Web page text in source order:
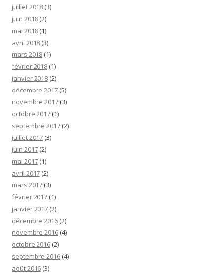
juillet 2018 (3)
juin 2018 (2)
mai 2018 (1)
avril 2018 (3)
mars 2018 (1)
février 2018 (1)
janvier 2018 (2)
décembre 2017 (5)
novembre 2017 (3)
octobre 2017 (1)
septembre 2017 (2)
juillet 2017 (3)
juin 2017 (2)
mai 2017 (1)
avril 2017 (2)
mars 2017 (3)
février 2017 (1)
janvier 2017 (2)
décembre 2016 (2)
novembre 2016 (4)
octobre 2016 (2)
septembre 2016 (4)
août 2016 (3)